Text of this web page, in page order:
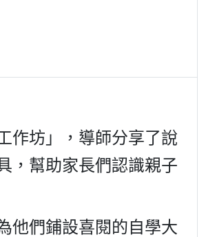
作坊」，導師分享了說
，幫助家長們認識親子
他們鋪設喜閱的自學大